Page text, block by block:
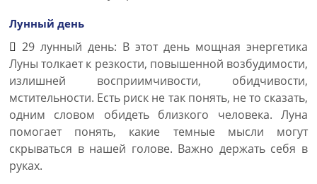
Лунный день
29 лунный день: В этот день мощная энергетика
Луны толкает к резкости, повышенной возбудимости,
излишней восприимчивости, обидчивости,
мстительности. Есть риск не так понять, не то сказать,
одним словом обидеть близкого человека. Луна
помогает понять, какие темные мысли могут
скрываться в нашей голове. Важно держать себя в
руках.